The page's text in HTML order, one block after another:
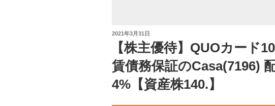
投
2021年3月31日
【株主優待】QUOカード
賃債務保証のCasa(7196)
4%【資産株140.】